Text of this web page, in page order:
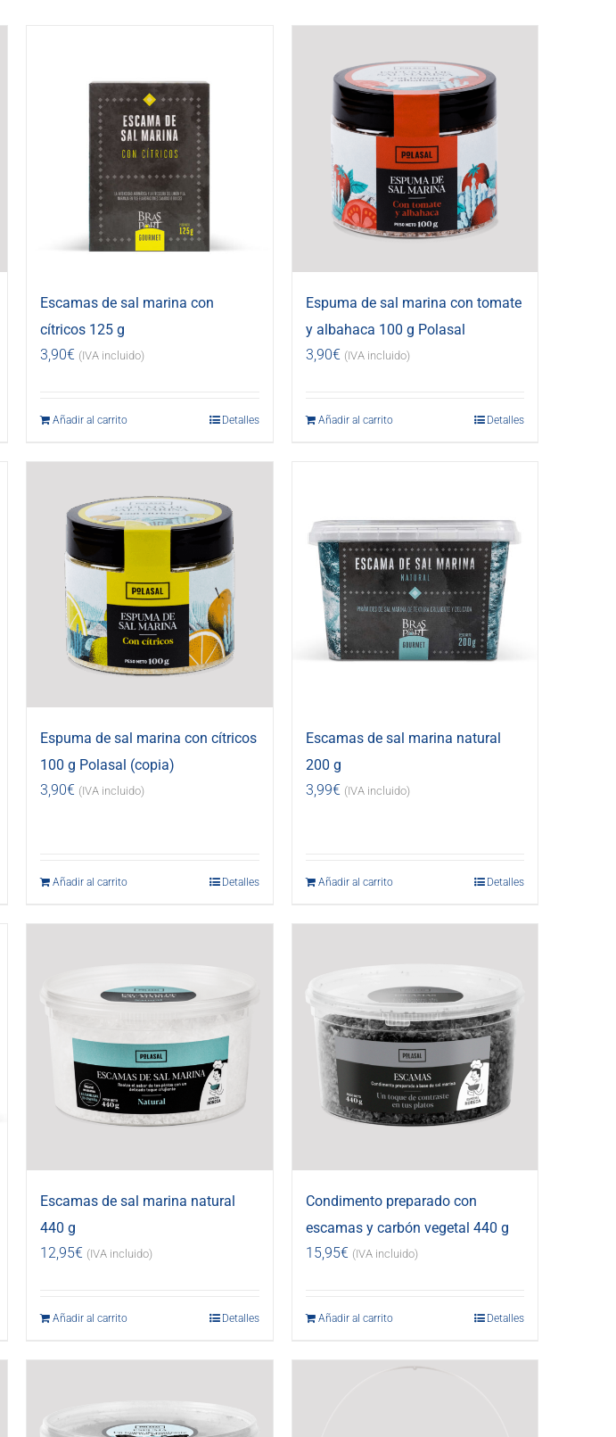
Escamas de sal marina con
cítricos 125 g
3,90€ (IVA incluido)
Añadir al carrito Detalles
Espuma de sal marina con tomate
y albahaca 100 g Polasal
3,90€ (IVA incluido)
Añadir al carrito Detalles
Espuma de sal marina con cítricos
100 g Polasal (copia)
3,90€ (IVA incluido)
Añadir al carrito Detalles
Escamas de sal marina natural
200 g
3,99€ (IVA incluido)
Añadir al carrito Detalles
Escamas de sal marina natural
440 g
12,95€ (IVA incluido)
Añadir al carrito Detalles
Condimento preparado con
escamas y carbón vegetal 440 g
15,95€ (IVA incluido)
Añadir al carrito Detalles